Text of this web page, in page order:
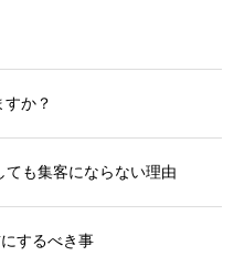
か？
も集客にならない理由
するべき事